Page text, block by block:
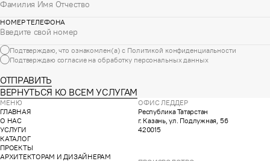
НОМЕР ТЕЛЕФОНА
Подтверждаю, что ознакомлен(а) с Политикой конфиденциальности
Подтверждаю согласие на обработку персональных данных
ОТПРАВИТЬ
ВЕРНУТЬСЯ КО ВСЕМ УСЛУГАМ
МЕНЮ
ГЛАВНАЯ
О НАС
УСЛУГИ
КАТАЛОГ
ПРОЕКТЫ
АРХИТЕКТОРАМ И ДИЗАЙНЕРАМ
ОФИС ЛЕДДЕР
Республика Татарстан
г. Казань, ул. Подлужная, 56
420015